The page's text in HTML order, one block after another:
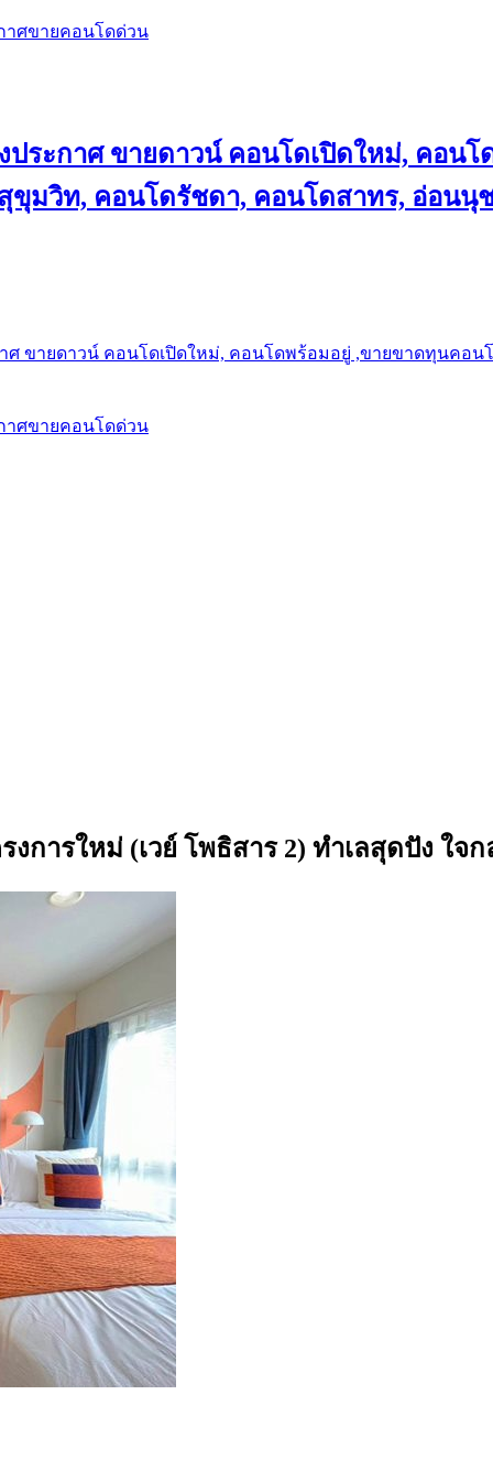
าศขายคอนโดด่วน
ประกาศ ขายดาวน์ คอนโดเปิดใหม่, คอน
ขุมวิท, คอนโดรัชดา, คอนโดสาทร, อ่อนนุ
ศ ขายดาวน์ คอนโดเปิดใหม่, คอนโดพร้อมอยู่ ,ขายขาดทุนคอน
าศขายคอนโดด่วน
ารใหม่ (เวย์ โพธิสาร 2) ทำเลสุดปัง ใจก